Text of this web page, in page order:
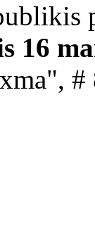
16
xma", #